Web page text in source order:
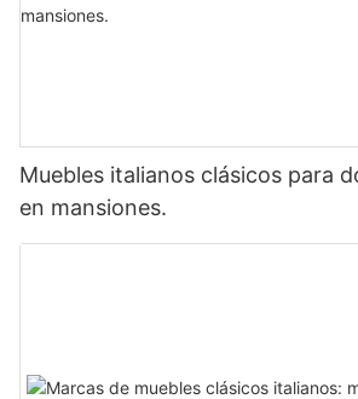
Muebles italianos clásicos para
en mansiones.